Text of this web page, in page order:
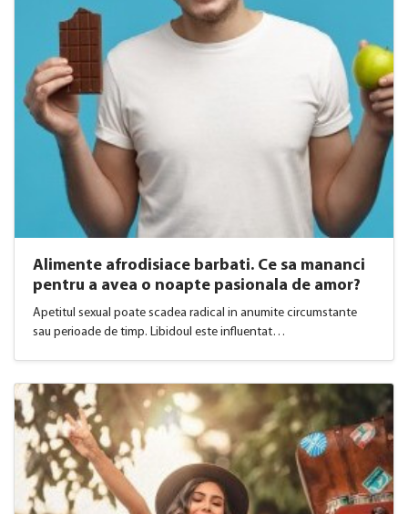
Alimente afrodisiace barbati. Ce sa mananci
pentru a avea o noapte pasionala de amor?
Apetitul sexual poate scadea radical in anumite circumstante
sau perioade de timp. Libidoul este influentat…